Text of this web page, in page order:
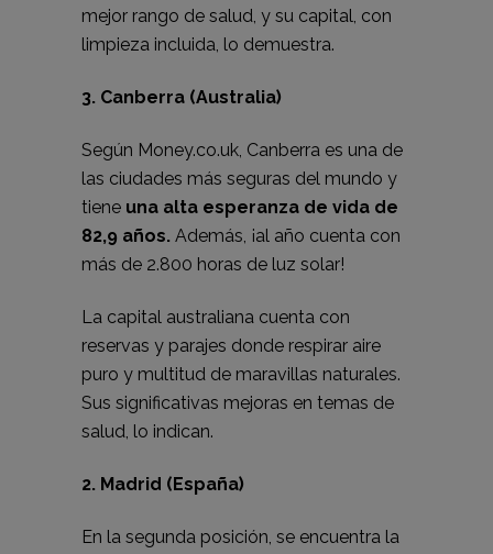
mejor rango de salud, y su capital, con
limpieza incluida, lo demuestra.
3. Canberra (Australia)
Según Money.co.uk, Canberra es una de
las ciudades más seguras del mundo y
tiene una alta esperanza de vida de
82,9 años. Además, ¡al año cuenta con
más de 2.800 horas de luz solar!
La capital australiana cuenta con
reservas y parajes donde respirar aire
puro y multitud de maravillas naturales.
Sus significativas mejoras en temas de
salud, lo indican.
2. Madrid (España)
En la segunda posición, se encuentra la